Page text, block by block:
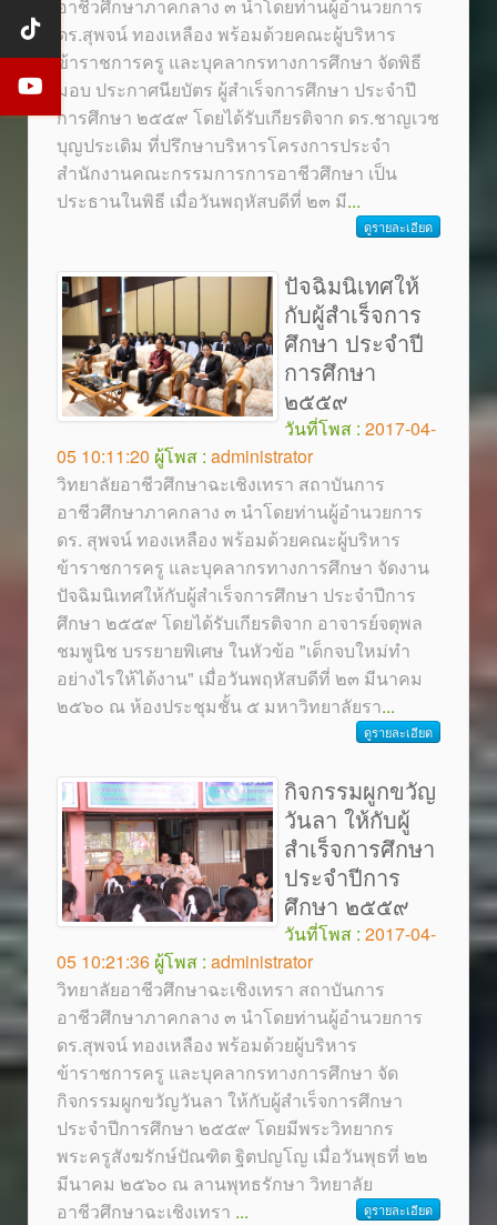
อาชีวศึกษาภาคกลาง ๓ นำโดยท่านผู้อำนวยการ
ดร.สุพจน์ ทองเหลือง พร้อมด้วยคณะผู้บริหาร
ข้าราชการครู และบุคลากรทางการศึกษา จัดพิธี
มอบ ประกาศนียบัตร ผู้สำเร็จการศึกษา ประจำปี
การศึกษา ๒๕๕๙ โดยได้รับเกียรติจาก ดร.ชาญเวช
บุญประเดิม ที่ปรึกษาบริหารโครงการประจำ
สำนักงานคณะกรรมการการอาชีวศึกษา เป็น
ประธานในพิธี เมื่อวันพฤหัสบดีที่ ๒๓ มี...
ดูรายละเอียด
ปัจฉิมนิเทศให้
กับผู้สำเร็จการ
ศึกษา ประจำปี
การศึกษา
๒๕๕๙
วันที่โพส : 2017-04-
05 10:11:20 ผู้โพส : administrator
วิทยาลัยอาชีวศึกษาฉะเชิงเทรา สถาบันการ
อาชีวศึกษาภาคกลาง ๓ นำโดยท่านผู้อำนวยการ
ดร. สุพจน์ ทองเหลือง พร้อมด้วยคณะผู้บริหาร
ข้าราชการครู และบุคลากรทางการศึกษา จัดงาน
ปัจฉิมนิเทศให้กับผู้สำเร็จการศึกษา ประจำปีการ
ศึกษา ๒๕๕๙ โดยได้รับเกียรติจาก อาจารย์จตุพล
ชมพูนิช บรรยายพิเศษ ในหัวข้อ "เด็กจบใหม่ทำ
อย่างไรให้ได้งาน" เมื่อวันพฤหัสบดีที่ ๒๓ มีนาคม
๒๕๖๐ ณ ห้องประชุมชั้น ๕ มหาวิทยาลัยรา...
ดูรายละเอียด
กิจกรรมผูกขวัญ
วันลา ให้กับผู้
สำเร็จการศึกษา
ประจำปีการ
ศึกษา ๒๕๕๙
วันที่โพส : 2017-04-
05 10:21:36 ผู้โพส : administrator
วิทยาลัยอาชีวศึกษาฉะเชิงเทรา สถาบันการ
อาชีวศึกษาภาคกลาง ๓ นำโดยท่านผู้อำนวยการ
ดร.สุพจน์ ทองเหลือง พร้อมด้วยผู้บริหาร
ข้าราชการครู และบุคลากรทางการศึกษา จัด
กิจกรรมผูกขวัญวันลา ให้กับผู้สำเร็จการศึกษา
ประจำปีการศึกษา ๒๕๕๙ โดยมีพระวิทยากร
พระครูสังฆรักษ์ปัณฑิต ฐิตปญโญ เมื่อวันพุธที่ ๒๒
มีนาคม ๒๕๖๐ ณ ลานพุทธรักษา วิทยาลัย
อาชีวศึกษาฉะเชิงเทรา ... ดูรายละเอียด